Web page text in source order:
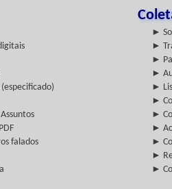
►
►
►
►
►
►
►
►
falados
►
►
►